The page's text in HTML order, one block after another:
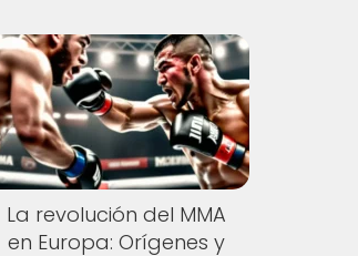
La revolución del MMA
en Europa: Orígenes y